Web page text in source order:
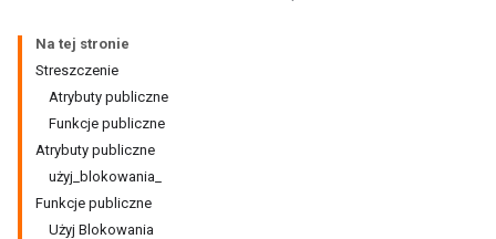
Na tej stronie
Streszczenie
Atrybuty publiczne
Funkcje publiczne
Atrybuty publiczne
użyj_blokowania_
Funkcje publiczne
Użyj Blokowania